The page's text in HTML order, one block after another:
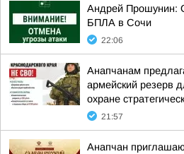
Андрей Прошунин:
БПЛА в Сочи
22:06
Анапчанам
армейский резерв
охране
21:57
Анапчан